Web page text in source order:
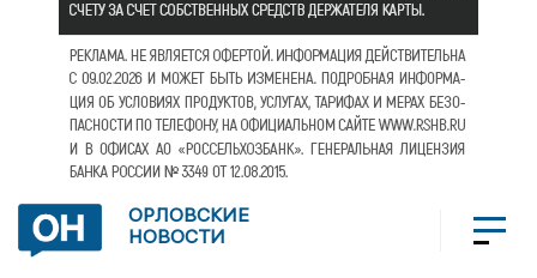
ОРЛОВСКИЕ
НОВОСТИ